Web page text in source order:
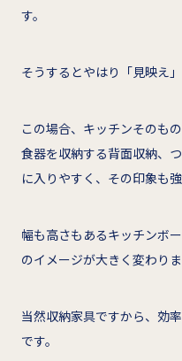
す。
そうするとやはり「見映え
この場合、キッチンそのも
食器を収納する背面収納、
に入りやすく、その印象も強
幅も高さもあるキッチンボ
のイメージが大きく変わりま
当然収納家具ですから、効
です。